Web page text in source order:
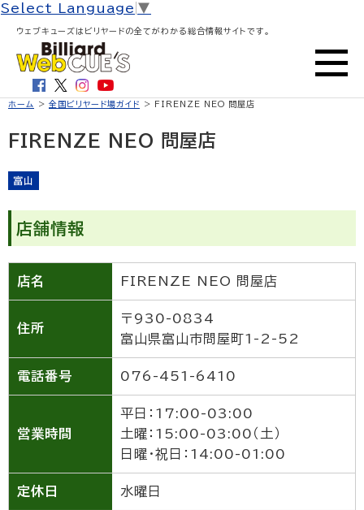
Select Language ▼
ウェブキューズはビリヤードの全てがわかる総合情報サイトです。
ホーム > 全国ビリヤード場ガイド > FIRENZE NEO 問屋店
FIRENZE NEO 問屋店
富山
店舗情報
店名 FIRENZE NEO 問屋店
住所
〒930-0834
富山県富山市問屋町1-2-52
電話番号 076-451-6410
営業時間
平日：17:00-03:00
土曜：15:00-03:00（土）
日曜・祝日：14:00-01:00
定休日 水曜日